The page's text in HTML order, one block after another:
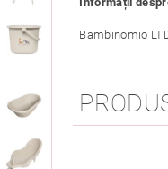
Bambinomio